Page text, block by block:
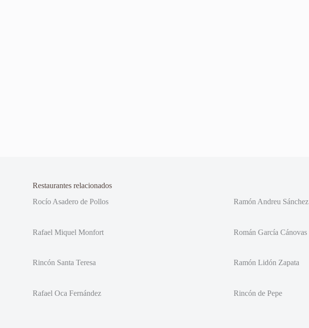
Restaurantes relacionados
Rocío Asadero de Pollos
Ramón Andreu Sánchez
Rafael Miquel Monfort Román García Cánovas
Rincón Santa Teresa Ramón Lidón Zapata
Rafael Oca Fernández Rincón de Pepe